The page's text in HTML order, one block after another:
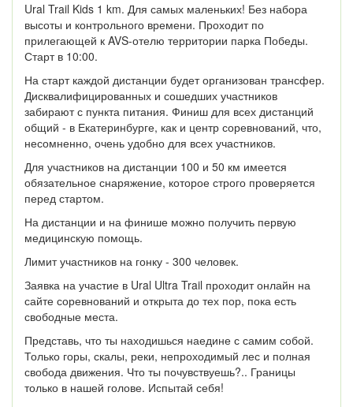
Ural Trail Kids 1 km. Для самых маленьких! Без набора
высоты и контрольного времени. Проходит по
прилегающей к AVS-отелю территории парка Победы.
Старт в 10:00.
На старт каждой дистанции будет организован трансфер.
Дисквалифицированных и сошедших участников
забирают с пункта питания. Финиш для всех дистанций
общий - в Екатеринбурге, как и центр соревнований, что,
несомненно, очень удобно для всех участников.
Для участников на дистанции 100 и 50 км имеется
обязательное снаряжение, которое строго проверяется
перед стартом.
На дистанции и на финише можно получить первую
медицинскую помощь.
Лимит участников на гонку - 300 человек.
Заявка на участие в Ural Ultra Trail проходит онлайн на
сайте соревнований и открыта до тех пор, пока есть
свободные места.
Представь, что ты находишься наедине с самим собой.
Только горы, скалы, реки, непроходимый лес и полная
свобода движения. Что ты почувствуешь?.. Границы
только в нашей голове. Испытай себя!